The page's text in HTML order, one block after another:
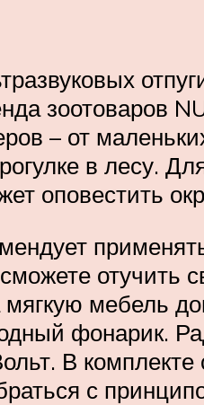
зоотоваров
– от
в лесу.
оповестить
отучить
мебель
фонарик.
В
с